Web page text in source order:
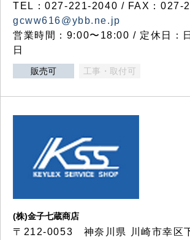
TEL：027-221-2040 / FAX：027-
gcww616@ybb.ne.jp
営業時間：9:00〜18:00 / 定休日：
日
販売可 工事・取付可
(株)金子七蔵商店
〒212-0053 神奈川県 川崎市幸区